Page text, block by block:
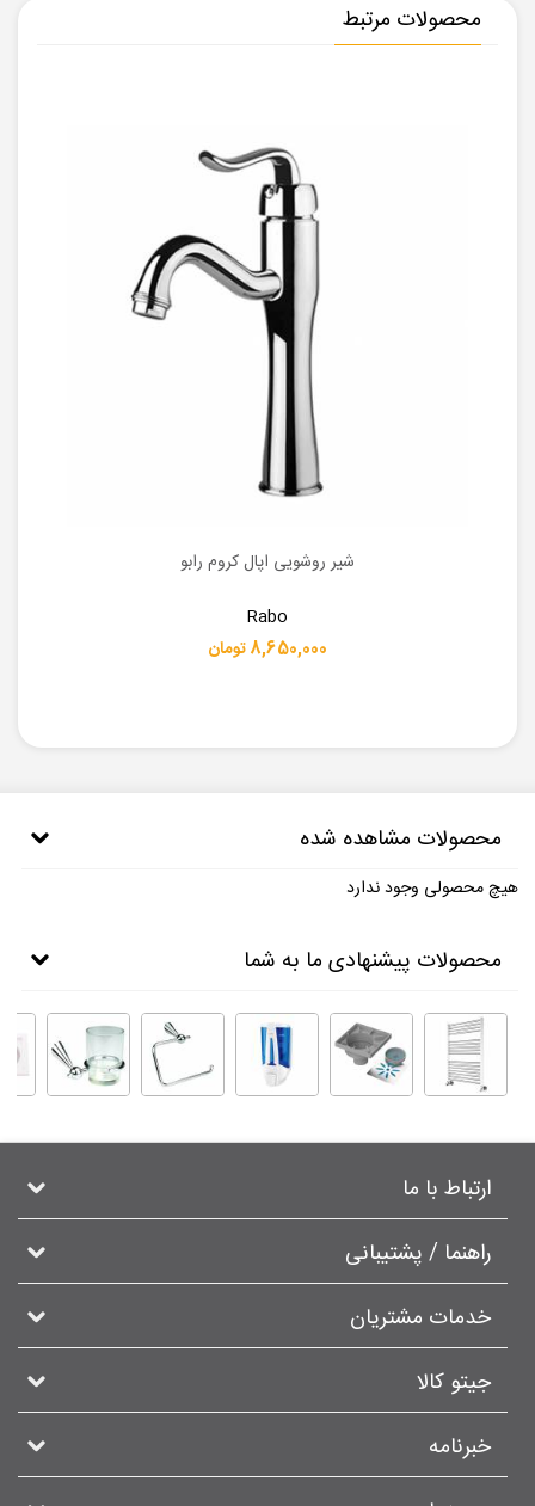
محصولات مرتبط
شیر روشویی اپال کروم رابو
Rabo
8,650,000 تومان
محصولات مشاهده شده
هیچ محصولی وجود ندارد
محصولات پیشنهادی ما به شما
ارتباط با ما
راهنما / پشتیبانی
خدمات مشتریان
جیتو کالا
خبرنامه